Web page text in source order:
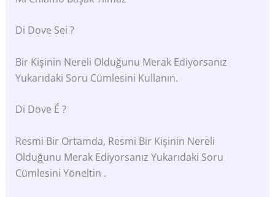
Di Dove Sei ?
Bir Kişinin Nereli Olduğunu Merak Ediyorsanız
Yukarıdaki Soru Cümlesini Kullanın.
Di Dove É ?
Resmi Bir Ortamda, Resmi Bir Kişinin Nereli
Olduğunu Merak Ediyorsanız Yukarıdaki Soru
Cümlesini Yöneltin .